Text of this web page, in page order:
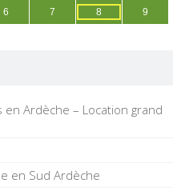
Ardèche – Location grand
en Sud Ardèche